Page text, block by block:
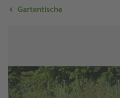
Gartentische